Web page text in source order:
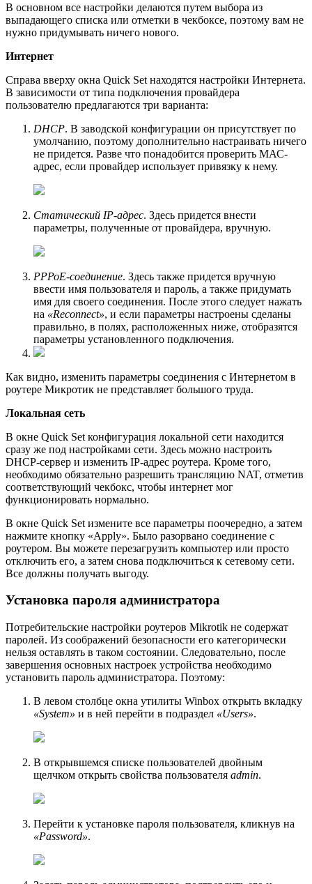
В основном все настройки делаются путем выбора из
выпадающего списка или отметки в чекбоксе, поэтому вам не
нужно придумывать ничего нового.
Интернет
Справа вверху окна Quick Set находятся настройки Интернета.
В зависимости от типа подключения провайдера
пользователю предлагаются три варианта:
DHCP. В заводской конфигурации он присутствует по
умолчанию, поэтому дополнительно настраивать ничего
не придется. Разве что понадобится проверить МАС-
адрес, если провайдер использует привязку к нему.
Статический IР-адрес. Здесь придется внести
параметры, полученные от провайдера, вручную.
РРРоЕ-соединение. Здесь также придется вручную
ввести имя пользователя и пароль, а также придумать
имя для своего соединения. После этого следует нажать
на «Reconnect», и если параметры настроены сделаны
правильно, в полях, расположенных ниже, отобразятся
параметры установленного подключения.
Как видно, изменить параметры соединения с Интернетом в
роутере Микротик не представляет большого труда.
Локальная сеть
В окне Quick Set конфигурация локальной сети находится
сразу же под настройками сети. Здесь можно настроить
DHCP-сервер и изменить IP-адрес роутера. Кроме того,
необходимо обязательно разрешить трансляцию NAT, отметив
соответствующий чекбокс, чтобы интернет мог
функционировать нормально.
В окне Quick Set измените все параметры поочередно, а затем
нажмите кнопку «Apply». Было разорвано соединение с
роутером. Вы можете перезагрузить компьютер или просто
отключить его, а затем снова подключиться к сетевому сети.
Все должны получать выгоду.
Установка пароля администратора
Потребительские настройки роутеров Mikrotik не содержат
паролей. Из соображений безопасности его категорически
нельзя оставлять в таком состоянии. Следовательно, после
завершения основных настроек устройства необходимо
установить пароль администратора. Поэтому:
В левом столбце окна утилиты Winbox открыть вкладку
«System» и в ней перейти в подраздел «Users».
В открывшемся списке пользователей двойным
щелчком открыть свойства пользователя admin.
Перейти к установке пароля пользователя, кликнув на
«Password».